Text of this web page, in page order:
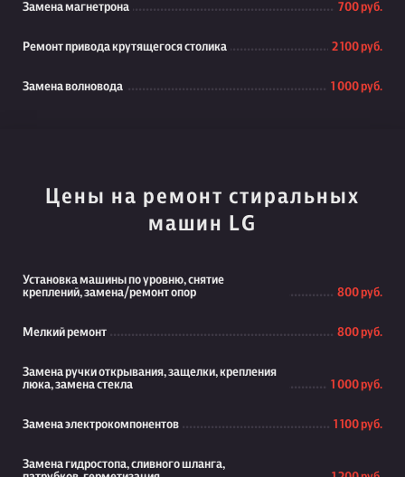
Замена магнетрона 700 руб.
Ремонт привода крутящегося столика 2 100 руб.
Замена волновода 1 000 руб.
Цены на ремонт стиральных
машин LG
Установка машины по уровню, снятие
креплений, замена/ремонт опор
800 руб.
Мелкий ремонт 800 руб.
Замена ручки открывания, защелки, крепления
люка, замена стекла
1 000 руб.
Замена электрокомпонентов 1 100 руб.
Замена гидростопа, сливного шланга,